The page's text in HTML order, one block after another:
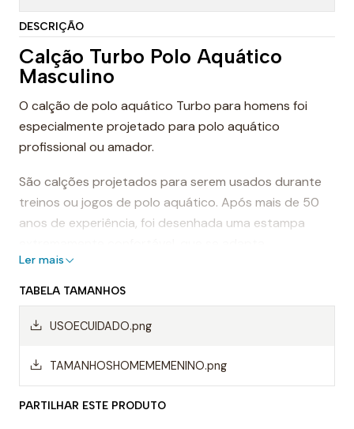
DESCRIÇÃO
Calção Turbo Polo Aquático
Masculino
O calção de polo aquático Turbo para homens foi
especialmente projetado para polo aquático
profissional ou amador.
São calções projetados para serem usados durante
treinos ou jogos de polo aquático. Após mais de 50
anos de experiência, foi desenhada uma estampa
perfeitamente ao corpo, proporcionando conforto e
sensação de leveza.
Dessa forma, os calções de polo aquático facilitam a
permitindo um movimento mais rápido ao nadar.
Ler mais
TABELA TAMANHOS
USOECUIDADO.png
TAMANHOSHOMEMEMENINO.png
PARTILHAR ESTE PRODUTO